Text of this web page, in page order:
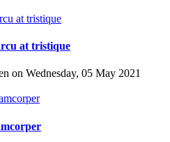
at tristique
on Wednesday, 05 May 2021